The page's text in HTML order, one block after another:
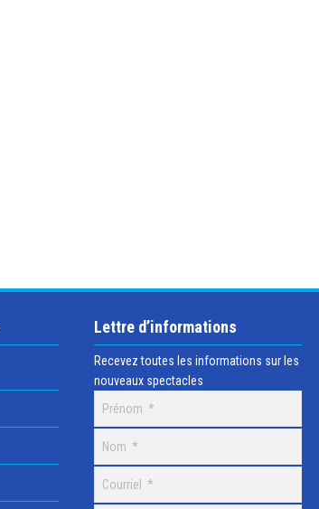
Lettre d’informations
Recevez toutes les informations sur les
nouveaux spectacles